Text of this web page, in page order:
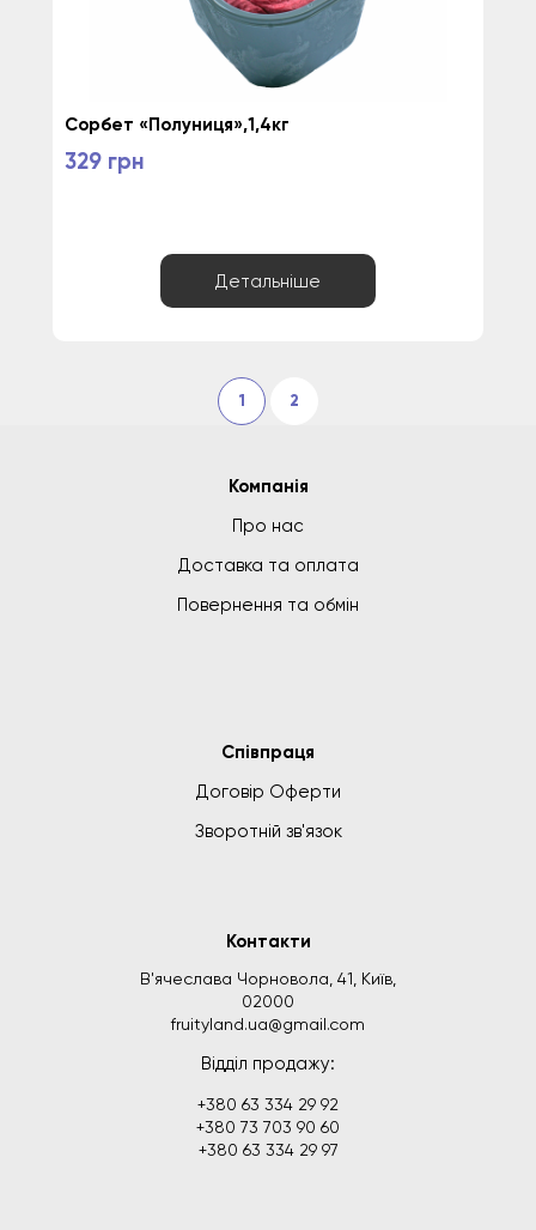
Сорбет «Полуниця»,1,4кг
329 грн
Детальніше
1 2
Компанія
Про нас
Доставка та оплата
Повернення та обмін
Співпраця
Договір Оферти
Зворотній зв'язок
Контакти
В'ячеслава Чорновола, 41, Київ,
02000
fruityland.ua@gmail.com
Відділ продажу:
+380 63 334 29 92
+380 73 703 90 60
+380 63 334 29 97